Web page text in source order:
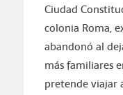
Ciudad
colonia Roma,
abandonó al
más familiares
pretende viajar